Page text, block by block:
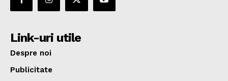
Link-uri utile
Despre noi
Publicitate